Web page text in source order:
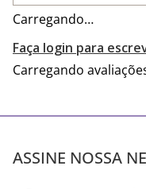
Carregando…
Faça login para
Carregando
ASSINE NOSSA